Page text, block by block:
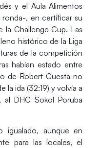
y el Aula Alimentos
, en certificar su
la Challenge Cup. Las
histórico de la Liga
de la competición
habían estado entre
de Robert Cuesta no
la ida (32:19) y volvía a
al DHC Sokol Poruba
igualado, aunque en
para las locales, el